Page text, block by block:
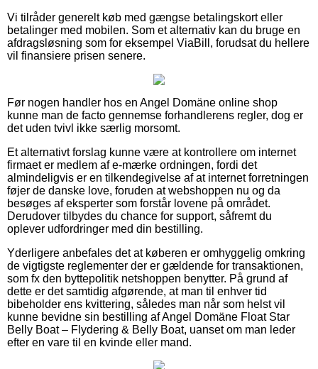
Vi tilråder generelt køb med gængse betalingskort eller
betalinger med mobilen. Som et alternativ kan du bruge en
afdragsløsning som for eksempel ViaBill, forudsat du hellere
vil finansiere prisen senere.
Før nogen handler hos en Angel Domäne online shop
kunne man de facto gennemse forhandlerens regler, dog er
det uden tvivl ikke særlig morsomt.
Et alternativt forslag kunne være at kontrollere om internet
firmaet er medlem af e-mærke ordningen, fordi det
almindeligvis er en tilkendegivelse af at internet forretningen
føjer de danske love, foruden at webshoppen nu og da
besøges af eksperter som forstår lovene på området.
Derudover tilbydes du chance for support, såfremt du
oplever udfordringer med din bestilling.
Yderligere anbefales det at køberen er omhyggelig omkring
de vigtigste reglementer der er gældende for transaktionen,
som fx den byttepolitik netshoppen benytter. På grund af
dette er det samtidig afgørende, at man til enhver tid
bibeholder ens kvittering, således man når som helst vil
kunne bevidne sin bestilling af Angel Domäne Float Star
Belly Boat – Flydering & Belly Boat, uanset om man leder
efter en vare til en kvinde eller mand.